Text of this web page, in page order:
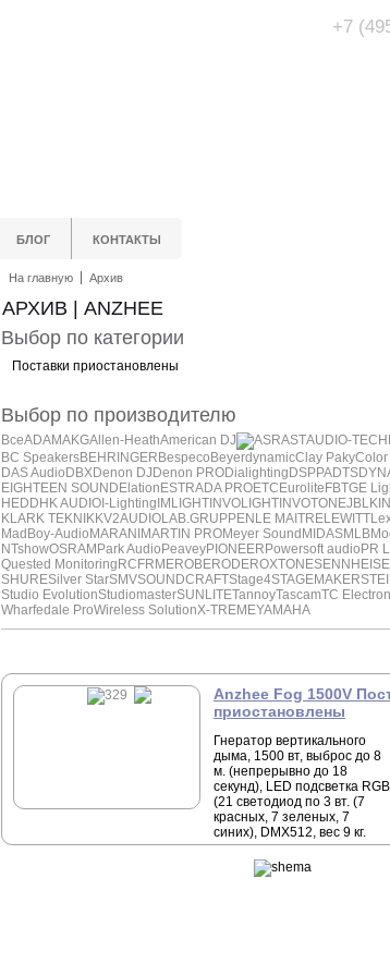
+7
БЛОГ КОНТАКТЫ
На главную Архив
АРХИВ | ANZHEE
Выбор по категории
Поставки приостановлены
Выбор по производителю
ВсеADAMAKGAllen-HeathAmerican DJ ASRASTAUDIO-
BC SpeakersBEHRINGER Bespeco BeyerdynamicClay PakyColor
DAS Audio DBXDenon DJ Denon PRODialighting DSPPADTS
EIGHTEEN SOUND Elation ESTRADA PROETC Eurolite FBTGE
HEDD HK AUDIO I-Lighting IMLIGHT INVOLIGHT INVOTONEJBL
KLARK TEKNIKKV2AUDIOLAB.GRUPPEN LE MAITRELEWITT
MadBoy-Audio MARANI MARTIN PROMeyer Sound MIDASMLB
NTshowOSRAM Park Audio PeaveyPIONEER Powersoft audio PR
Quested Monitoring RCFRMEROBERODEROXTONE
SHURESilver StarSMVSOUNDCRAFTStage4STAGEMAKER
Studio EvolutionStudiomasterSUNLITETannoyTascamTC
Wharfedale ProWireless SolutionX-TREMEYAMAHA
Anzhee Fog 1500V
приостановлены
Гнератор вертикального
дыма, 1500 вт, выброс до 8
м. (непрерывно до 18
секунд), LED подсветка RGB
(21 светодиод по 3 вт. (7
красных, 7 зеленых, 7
синих), DMX512, вес 9 кг.